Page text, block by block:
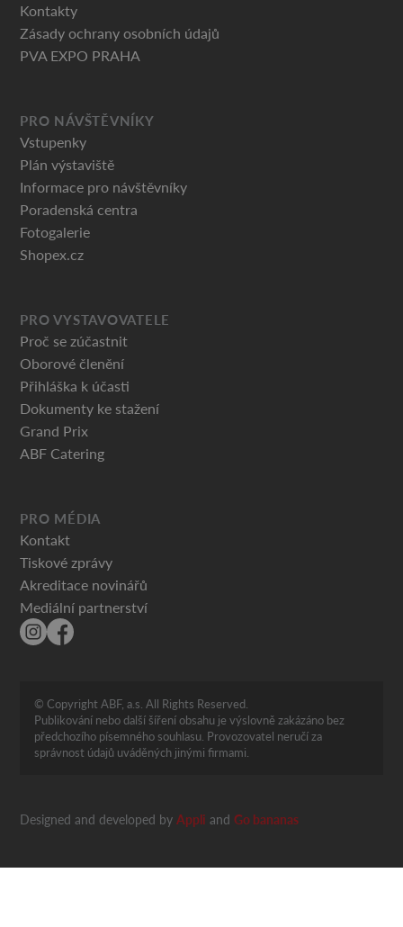
Kontakty
Zásady ochrany osobních údajů
PVA EXPO PRAHA
PRO NÁVŠTĚVNÍKY
Vstupenky
Plán výstaviště
Informace pro návštěvníky
Poradenská centra
Fotogalerie
Shopex.cz
PRO VYSTAVOVATELE
Proč se zúčastnit
Oborové členění
Přihláška k účasti
Dokumenty ke stažení
Grand Prix
ABF Catering
PRO MÉDIA
Kontakt
Tiskové zprávy
Akreditace novinářů
Mediální partnerství
© Copyright ABF, a.s. All Rights Reserved.
Publikování nebo další šíření obsahu je výslovně zakázáno bez
předchozího písemného souhlasu. Provozovatel neručí za
správnost údajů uváděných jinými firmami.
Designed and developed byAppli andGo bananas